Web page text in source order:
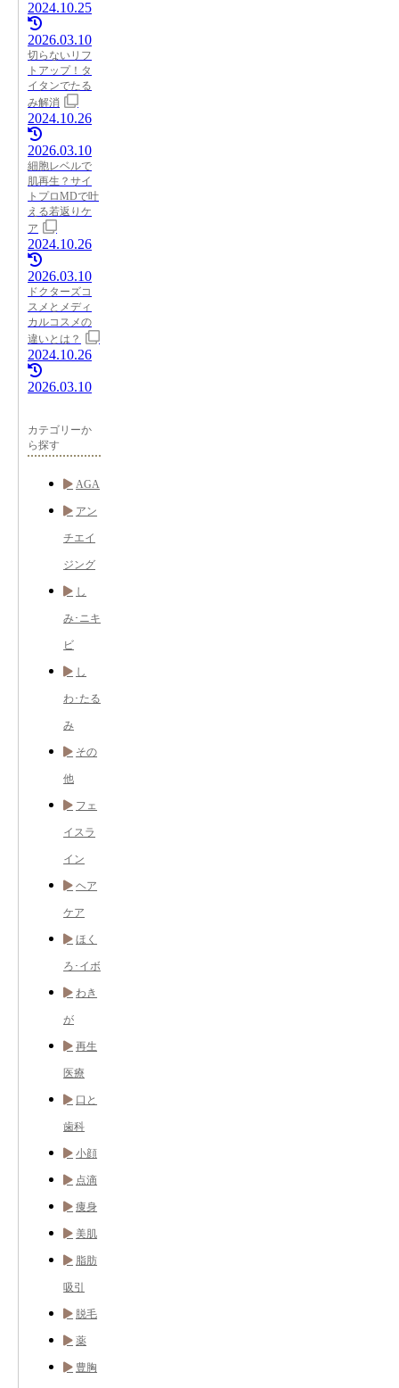
2024.10.25
2026.03.10
切らないリフ
トアップ！タ
イタンでたる
み解消
2024.10.26
2026.03.10
細胞レベルで
肌再生？サイ
トプロMDで叶
える若返りケ
ア
2024.10.26
2026.03.10
ドクターズコ
スメとメディ
カルコスメの
違いとは？
2024.10.26
2026.03.10
カテゴリーか
ら探す
AGA
アン
チエイ
ジング
し
み･ニキ
ビ
し
わ･たる
み
その
他
フェ
イスラ
イン
ヘア
ケア
ほく
ろ･イボ
わき
が
再生
医療
口と
歯科
小顔
点滴
痩身
美肌
脂肪
吸引
脱毛
薬
豊胸